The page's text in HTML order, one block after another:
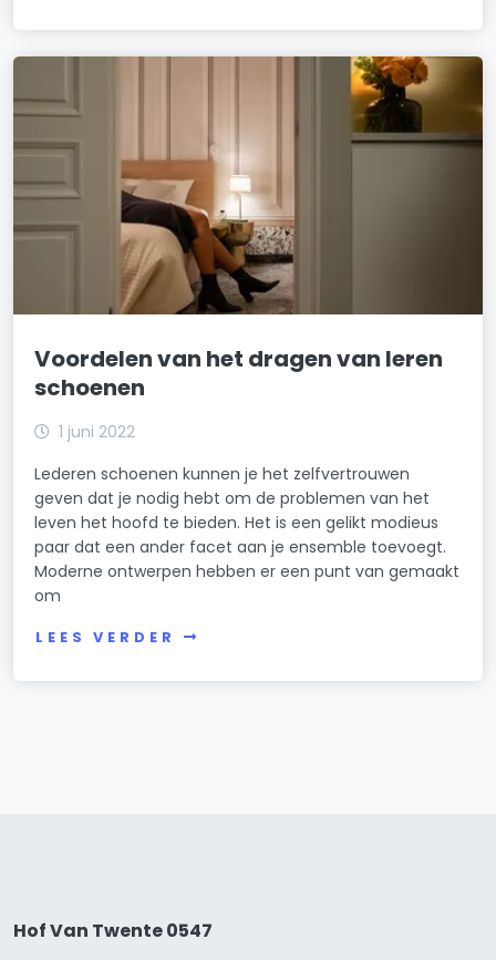
Voordelen van het dragen van leren
schoenen
1 juni 2022
Lederen schoenen kunnen je het zelfvertrouwen
geven dat je nodig hebt om de problemen van het
leven het hoofd te bieden. Het is een gelikt modieus
paar dat een ander facet aan je ensemble toevoegt.
Moderne ontwerpen hebben er een punt van gemaakt
om
LEES VERDER
Hof Van Twente 0547